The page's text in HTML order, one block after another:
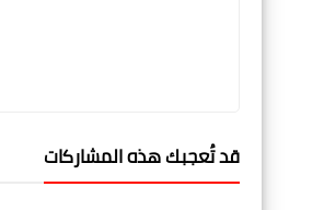
قد تُعجبك هذه المشاركات